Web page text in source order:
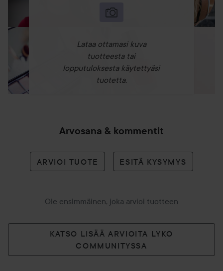
Lataa ottamasi kuva
tuotteesta tai
lopputuloksesta käytettyäsi
tuotetta.
Arvosana & kommentit
ARVIOI TUOTE ESITÄ KYSYMYS
Ole ensimmäinen, joka arvioi tuotteen
KATSO LISÄÄ ARVIOITA LYKO
COMMUNITYSSA